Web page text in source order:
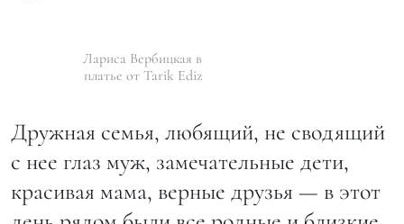
Лариса Вербицкая в
платье от Tarik Ediz
Дружная семья, любящий, не сводящий
с нее глаз муж, замечательные дети,
красивая мама, верные друзья — в этот